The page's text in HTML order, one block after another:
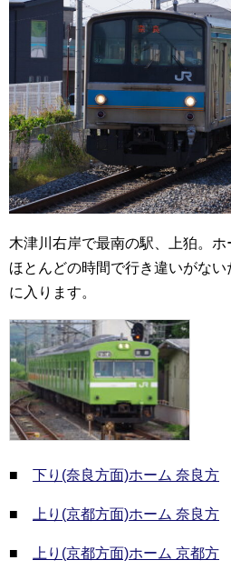
木津川右岸で最南の駅、上狛。ホ
ほとんどの時間で行き違いがな
に入ります。
■ 下り(奈良方面)ホーム 奈良方
■ 上り(京都方面)ホーム 奈良方
■ 上り(京都方面)ホーム 京都方